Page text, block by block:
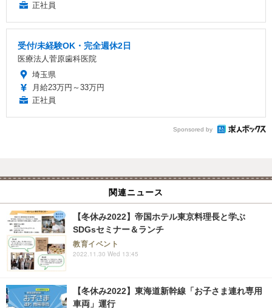
正社員
受付/未経験OK・完全週休2日
医療法人菅原歯科医院
埼玉県
月給23万円～33万円
正社員
Sponsored by
関連ニュース
【冬休み2022】帝国ホテル東京料理長と学ぶ
SDGsセミナー＆ランチ
教育イベント
2022.11.30 Wed 13:45
【冬休み2022】東海道新幹線「お子さま連れ専用
車両」運行